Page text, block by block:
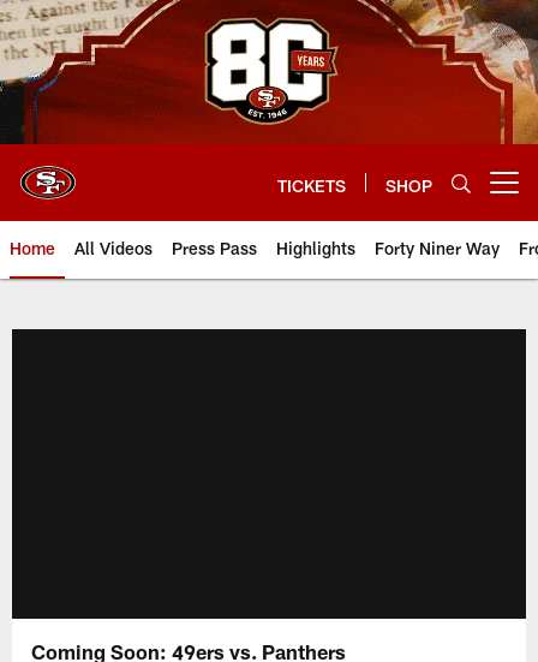
Skip
to
main
content
TICKETS SHOP
Home All Videos Press Pass Highlights Forty Niner Way
Coming Soon: 49ers vs. Panthers